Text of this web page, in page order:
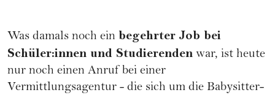
Was damals noch ein begehrter Job bei
Schüler:innen und Studierenden war, ist heute
nur noch einen Anruf bei einer
Vermittlungsagentur - die sich um die Babysitter-